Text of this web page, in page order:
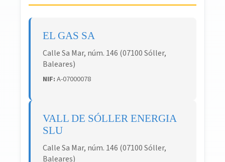
EL GAS SA
Calle Sa Mar, núm. 146 (07100 Sóller,
Baleares)
NIF:A-07000078
VALL DE SÓLLER ENERGIA
SLU
Calle Sa Mar, núm. 146 (07100 Sóller,
Baleares)